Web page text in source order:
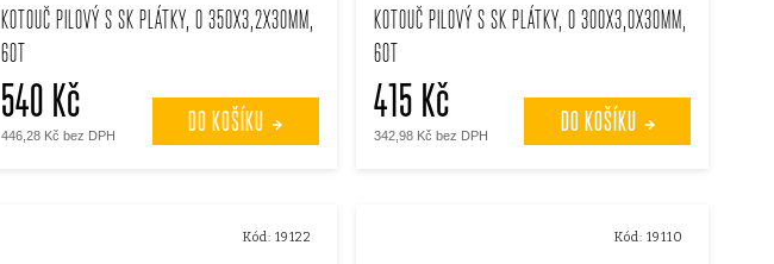
KOTOUČ PILOVÝ S SK PLÁTKY, O 350X3,2X30MM,
60T
446,28 Kč bez DPH
540 Kč DO KOŠÍKU
KOTOUČ PILOVÝ S SK PLÁTKY, O 300X3,0X30MM,
60T
342,98 Kč bez DPH
415 Kč DO KOŠÍKU
Kód: 19122 Kód: 19110